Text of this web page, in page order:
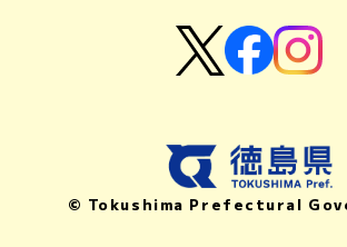
© Tokushima Prefectural